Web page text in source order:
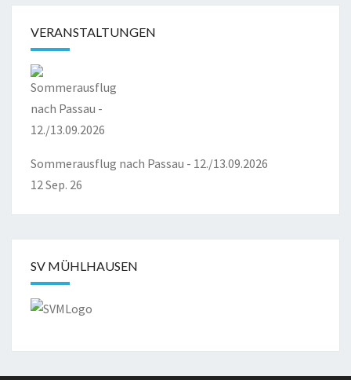
VERANSTALTUNGEN
Sommerausflug nach Passau - 12./13.09.2026
12 Sep. 26
SV MÜHLHAUSEN